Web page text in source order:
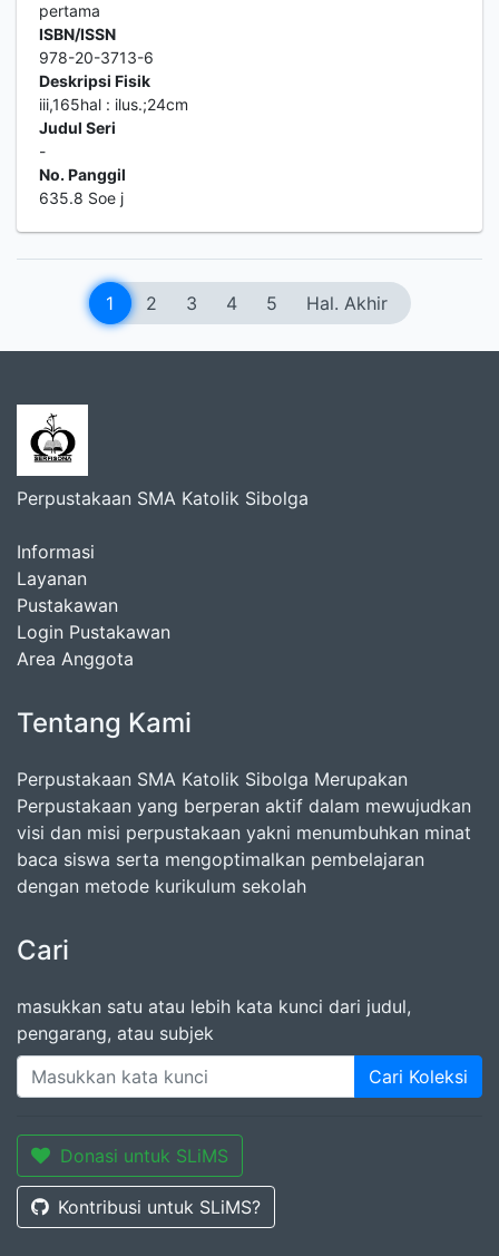
pertama
ISBN/ISSN
978-20-3713-6
Deskripsi Fisik
iii,165hal : ilus.;24cm
Judul Seri
-
No. Panggil
635.8 Soe j
1 2 3 4 5 Hal. Akhir
Perpustakaan SMA Katolik Sibolga
Informasi
Layanan
Pustakawan
Login Pustakawan
Area Anggota
Tentang Kami
Perpustakaan SMA Katolik Sibolga Merupakan
Perpustakaan yang berperan aktif dalam mewujudkan
visi dan misi perpustakaan yakni menumbuhkan minat
baca siswa serta mengoptimalkan pembelajaran
dengan metode kurikulum sekolah
Cari
masukkan satu atau lebih kata kunci dari judul,
pengarang, atau subjek
Cari Koleksi
Donasi untuk SLiMS
Kontribusi untuk SLiMS?